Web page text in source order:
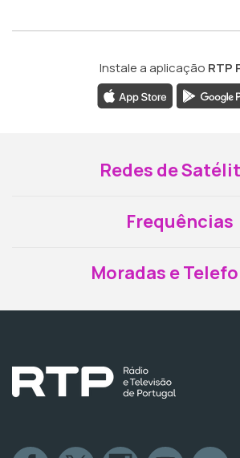
Instale a aplicação RTP
Redes de
Frequências
Moradas e